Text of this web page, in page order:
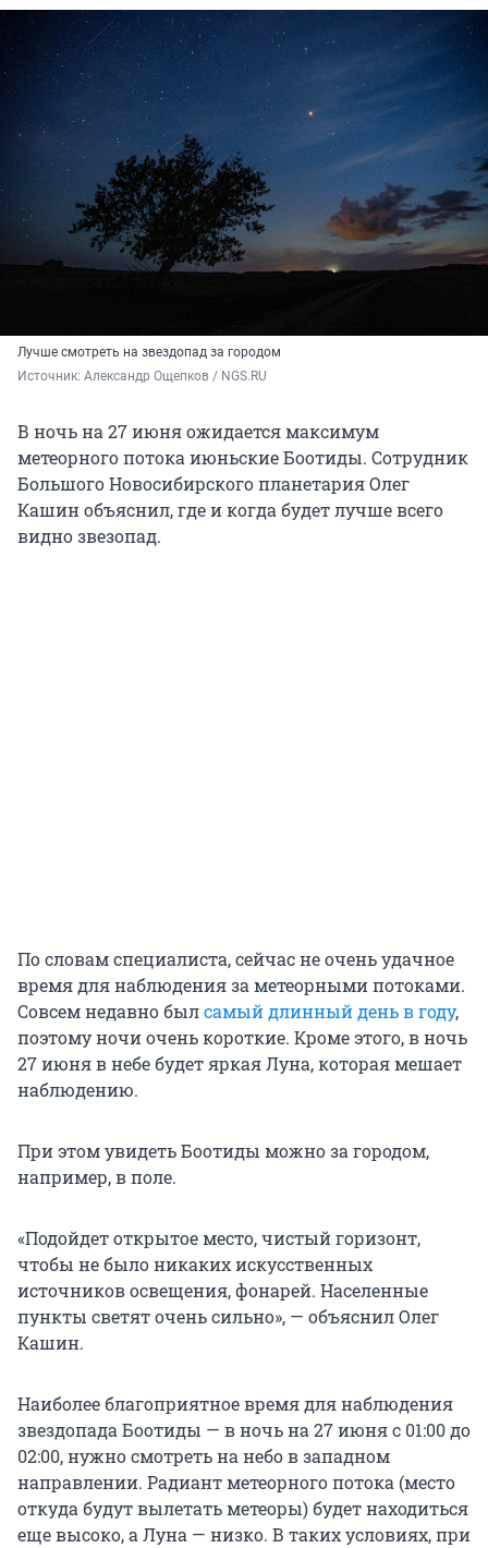
Лучше смотреть на звездопад за городом
Источник: Александр Ощепков / NGS.RU
В ночь на 27 июня ожидается максимум
метеорного потока июньские Боотиды. Сотрудник
Большого Новосибирского планетария Олег
Кашин объяснил, где и когда будет лучше всего
видно звезопад.
По словам специалиста, сейчас не очень удачное
время для наблюдения за метеорными потоками.
Совсем недавно былсамый длинный день в году,
поэтому ночи очень короткие. Кроме этого, в ночь
27 июня в небе будет яркая Луна, которая мешает
наблюдению.
При этом увидеть Боотиды можно за городом,
например, в поле.
«Подойдет открытое место, чистый горизонт,
чтобы не было никаких искусственных
источников освещения, фонарей. Населенные
пункты светят очень сильно», — объяснил Олег
Кашин.
Наиболее благоприятное время для наблюдения
звездопада Боотиды — в ночь на 27 июня с 01:00 до
02:00, нужно смотреть на небо в западном
направлении. Радиант метеорного потока (место
откуда будут вылетать метеоры) будет находиться
еще высоко, а Луна — низко. В таких условиях, при